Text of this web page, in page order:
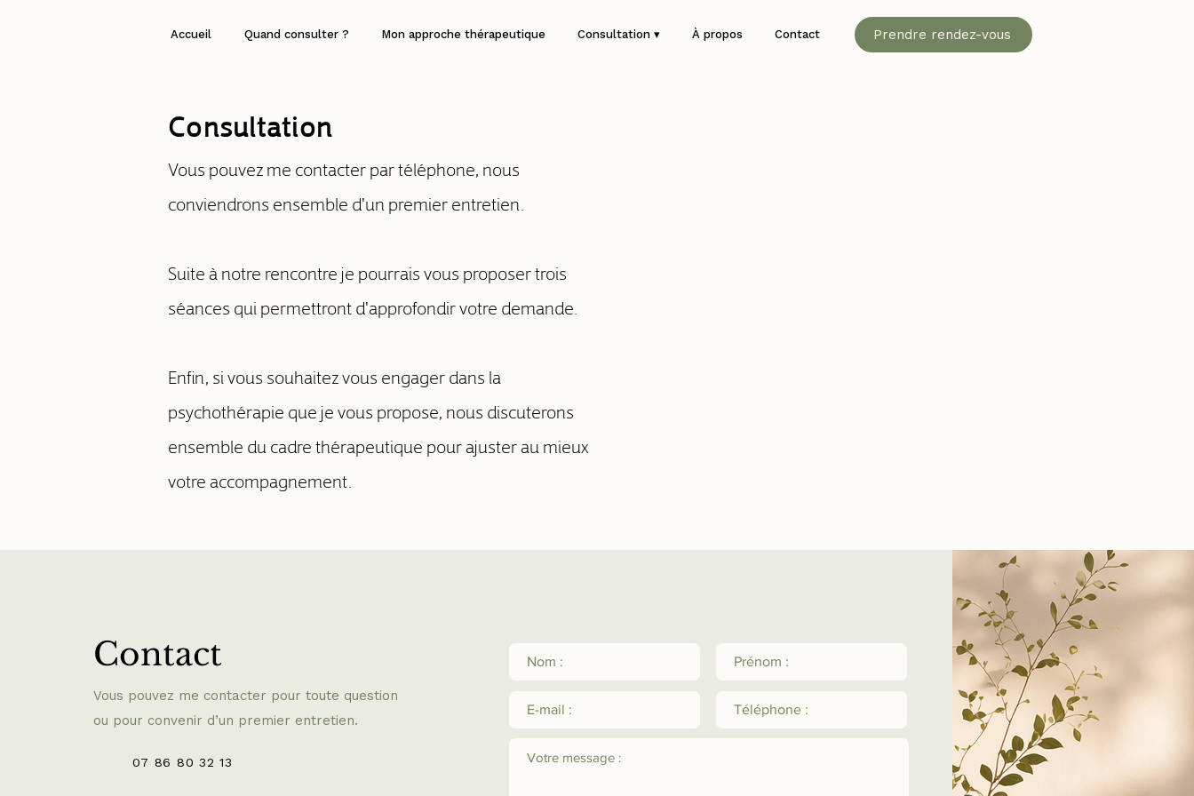
Accueil Quand consulter ? Mon approche thérapeutique Consultation ▾ À propos Contact Prendre rendez-vous
Consultation
Vous pouvez me contacter par téléphone, nous
conviendrons ensemble d'un premier entretien.
Suite à notre rencontre je pourrais vous proposer trois
séances qui permettront d'approfondir votre demande.
Enfin, si vous souhaitez vous engager dans la
psychothérapie que je vous propose, nous discuterons
ensemble du cadre thérapeutique pour ajuster au mieux
votre accompagnement.
Contact
Vous pouvez me contacter pour toute question
ou pour convenir d’un premier entretien.
07 86 80 32 13